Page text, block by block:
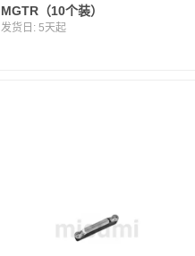
MGTR（10个装）
发货日:5天起